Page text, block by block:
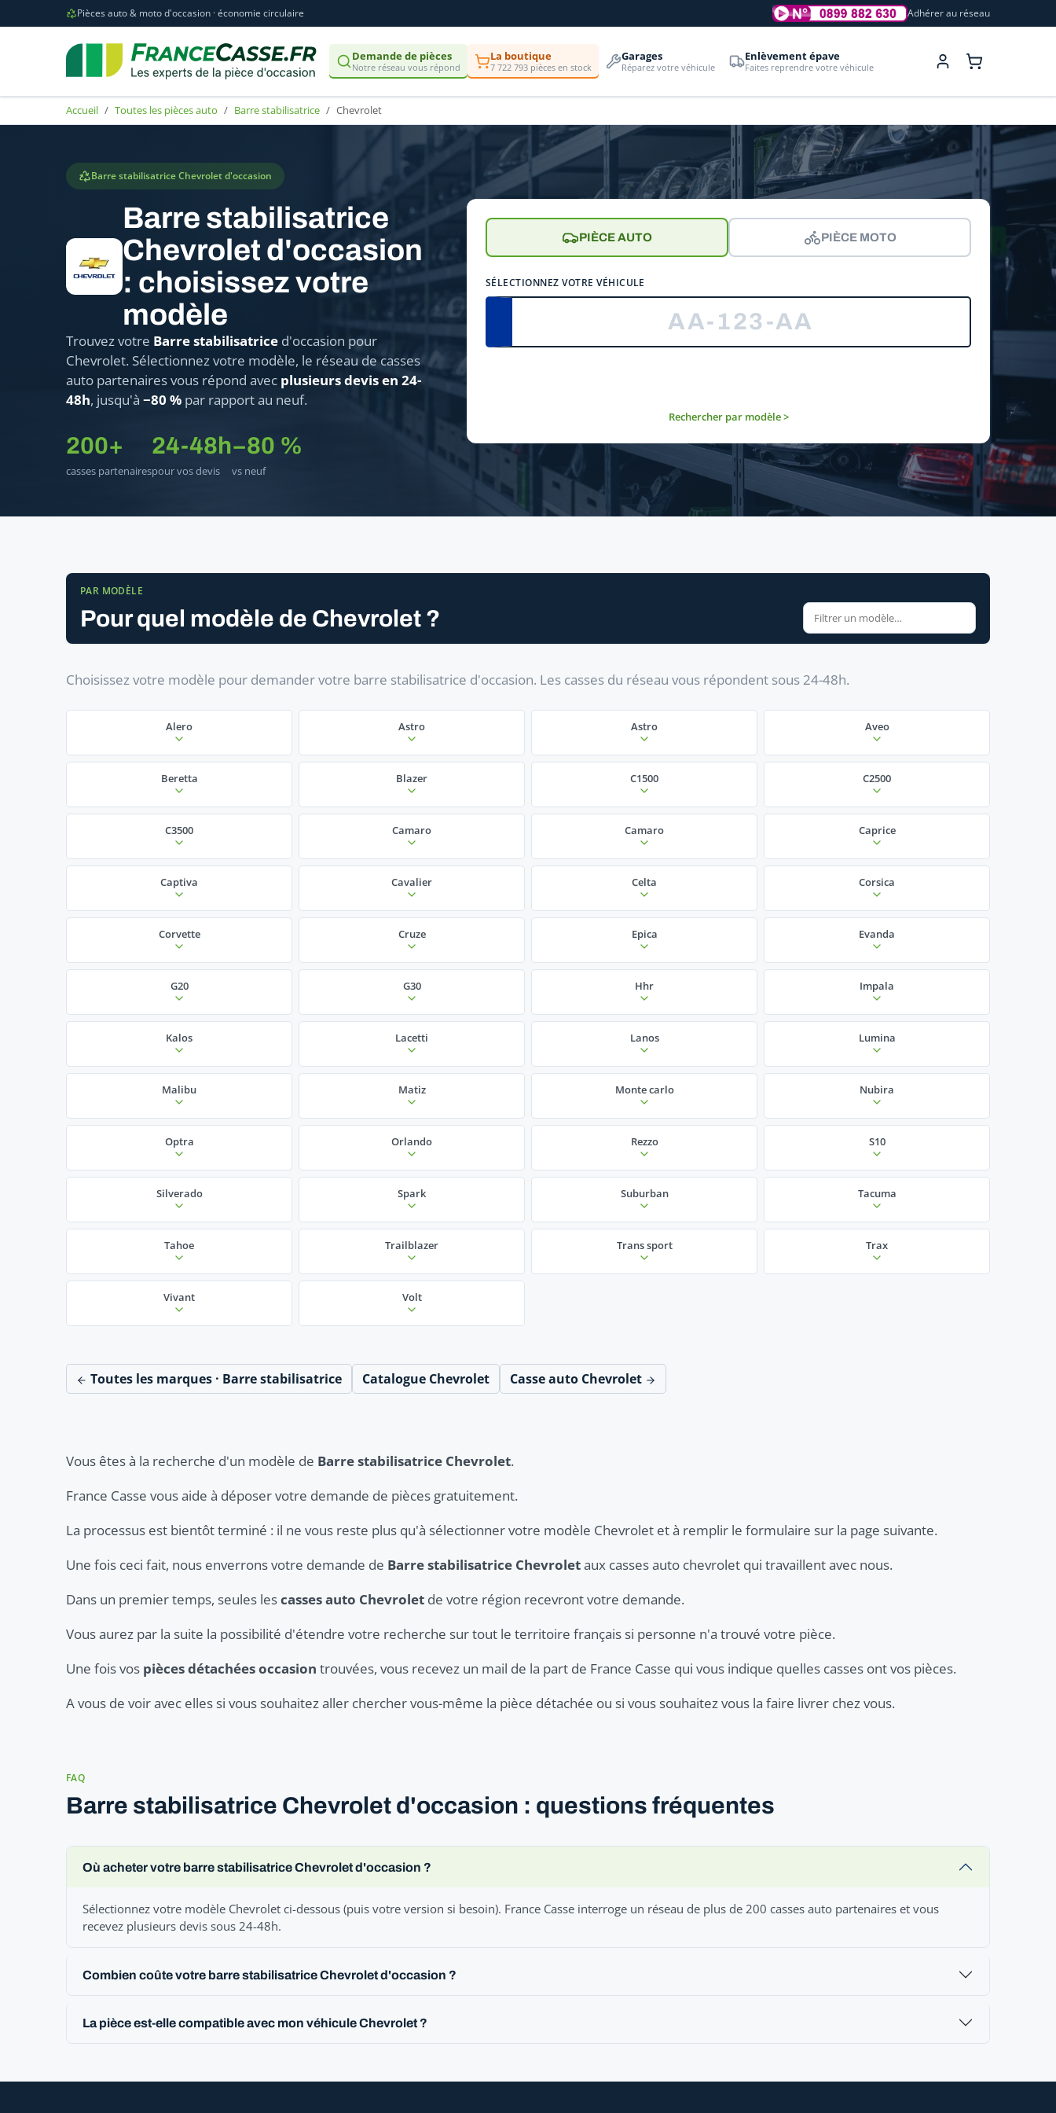
Pièces auto & moto d'occasion · économie circulaire Adhérer au réseau
Demande de pièces
Notre réseau vous répond
La boutique
7 722 793 pièces en stock
Garages
Réparez votre véhicule
Enlèvement épave
Faites reprendre votre véhicule
Accueil Toutes les pièces auto Barre stabilisatrice Chevrolet
Barre stabilisatrice Chevrolet d'occasion
Barre stabilisatrice
Chevrolet d'occasion
: choisissez votre
modèle
Trouvez votre Barre stabilisatrice d'occasion pour
Chevrolet. Sélectionnez votre modèle, le réseau de casses
auto partenaires vous répond avec plusieurs devis en 24-
48h, jusqu'à −80 % par rapport au neuf.
200+
casses partenaires
24-48h
pour vos devis
−80 %
vs neuf
PIÈCE AUTO PIÈCE MOTO
SÉLECTIONNEZ VOTRE VÉHICULE
Rechercher par modèle >
PAR MODÈLE
Pour quel modèle de Chevrolet ?
Choisissez votre modèle pour demander votre barre stabilisatrice d'occasion. Les casses du réseau vous répondent sous 24-48h.
Alero Astro Astro Aveo
Beretta Blazer C1500 C2500
C3500 Camaro Camaro Caprice
Captiva Cavalier Celta Corsica
Corvette Cruze Epica Evanda
G20 G30 Hhr Impala
Kalos Lacetti Lanos Lumina
Malibu Matiz Monte carlo Nubira
Optra Orlando Rezzo S10
Silverado Spark Suburban Tacuma
Tahoe Trailblazer Trans sport Trax
Vivant Volt
Toutes les marques · Barre stabilisatrice Catalogue Chevrolet Casse auto Chevrolet
Vous êtes à la recherche d'un modèle de Barre stabilisatrice Chevrolet.
France Casse vous aide à déposer votre demande de pièces gratuitement.
La processus est bientôt terminé : il ne vous reste plus qu'à sélectionner votre modèle Chevrolet et à remplir le formulaire sur la page suivante.
Une fois ceci fait, nous enverrons votre demande de Barre stabilisatrice Chevroletaux casses auto chevrolet qui travaillent avec nous.
Dans un premier temps, seules lescasses auto Chevrolet de votre région recevront votre demande.
Vous aurez par la suite la possibilité d'étendre votre recherche sur tout le territoire français si personne n'a trouvé votre pièce.
Une fois vos pièces détachées occasion trouvées, vous recevez un mail de la part de France Casse qui vous indique quelles casses ont vos pièces.
A vous de voir avec elles si vous souhaitez aller chercher vous-même la pièce détachée ou si vous souhaitez vous la faire livrer chez vous.
FAQ
Barre stabilisatrice Chevrolet d'occasion : questions fréquentes
Où acheter votre barre stabilisatrice Chevrolet d'occasion ?
Sélectionnez votre modèle Chevrolet ci-dessous (puis votre version si besoin). France Casse interroge un réseau de plus de 200 casses auto partenaires et vous
recevez plusieurs devis sous 24-48h.
Combien coûte votre barre stabilisatrice Chevrolet d'occasion ?
La pièce est-elle compatible avec mon véhicule Chevrolet ?